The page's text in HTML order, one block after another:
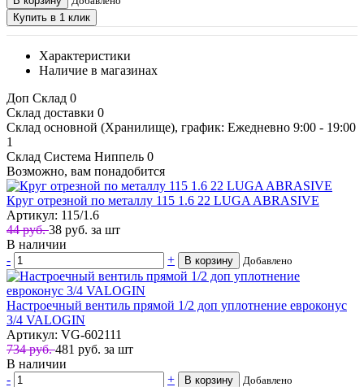
Купить в 1 клик
Характеристики
Наличие в магазинах
Доп Склад 0
Склад доставки 0
Склад основной (Хранилище), график: Ежедневно 9:00 - 19:00
1
Склад Система Ниппель 0
Возможно, вам понадобится
Круг отрезной по металлу 115 1.6 22 LUGA ABRASIVE
Артикул: 115/1.6
44 руб.38 руб. за шт
В наличии
-
+ В корзину Добавлено
Настроечный вентиль прямой 1/2 доп уплотнение евроконус
3/4 VALOGIN
Артикул: VG-602111
734 руб.481 руб. за шт
В наличии
-
+ В корзину Добавлено